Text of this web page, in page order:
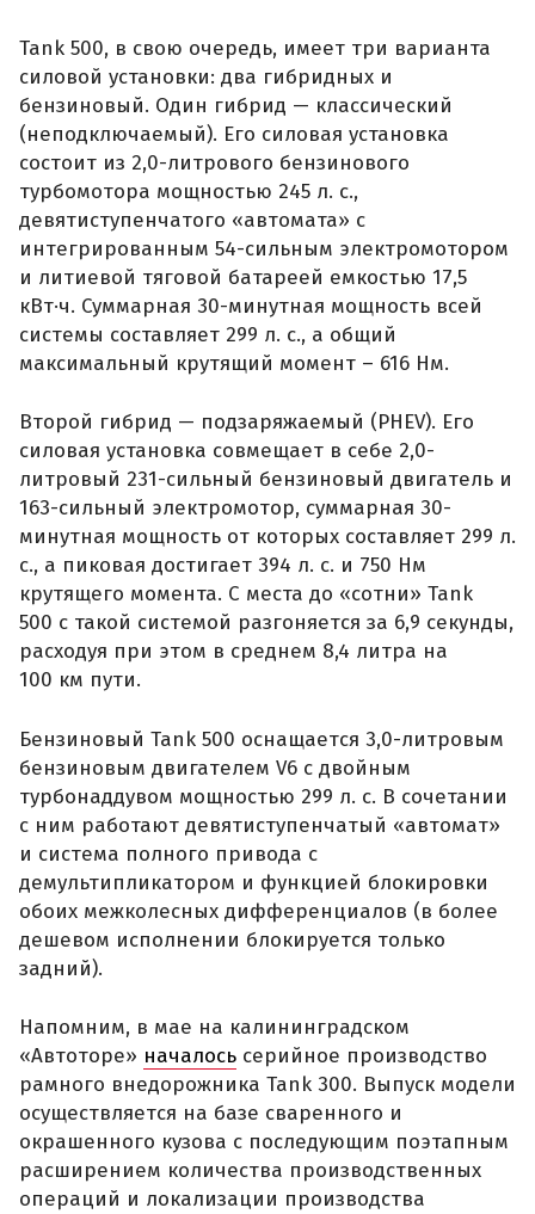
Tank 500, в свою очередь, имеет три варианта
силовой установки: два гибридных и
бензиновый. Один гибрид — классический
(неподключаемый). Его силовая установка
состоит из 2,0-литрового бензинового
турбомотора мощностью 245 л. с.,
девятиступенчатого «автомата» с
интегрированным 54-сильным электромотором
и литиевой тяговой батареей емкостью 17,5
кВт·ч. Суммарная 30-минутная мощность всей
системы составляет 299 л. с., а общий
максимальный крутящий момент – 616 Нм.
Второй гибрид — подзаряжаемый (PHEV). Его
силовая установка совмещает в себе 2,0-
литровый 231-сильный бензиновый двигатель и
163-сильный электромотор, суммарная 30-
минутная мощность от которых составляет 299 л.
с., а пиковая достигает 394 л. с. и 750 Нм
крутящего момента. С места до «сотни» Tank
500 с такой системой разгоняется за 6,9 секунды,
расходуя при этом в среднем 8,4 литра на
100 км пути.
Бензиновый Tank 500 оснащается 3,0-литровым
бензиновым двигателем V6 с двойным
турбонаддувом мощностью 299 л. с. В сочетании
с ним работают девятиступенчатый «автомат»
и система полного привода с
демультипликатором и функцией блокировки
обоих межколесных дифференциалов (в более
дешевом исполнении блокируется только
задний).
Напомним, в мае на калининградском
«Автоторе» началось серийное производство
рамного внедорожника Tank 300. Выпуск модели
осуществляется на базе сваренного и
окрашенного кузова с последующим поэтапным
расширением количества производственных
операций и локализации производства